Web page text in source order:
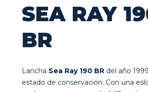
SEA RAY
BR
Lancha Sea Ray 190 BR del año
estado de conservación. Con una